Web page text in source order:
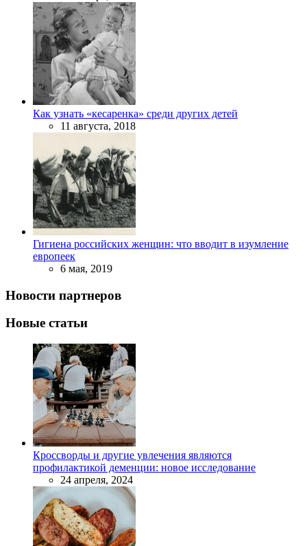
Как узнать «кесаренка» среди других детей
11 августа, 2018
Гигиена российских женщин: что вводит в изумление
европеек
6 мая, 2019
Новости партнеров
Новые статьи
Кроссворды и другие увлечения являются
профилактикой деменции: новое исследование
24 апреля, 2024